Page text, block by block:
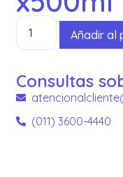
Añadir al
Consultas
(011) 3600-4440